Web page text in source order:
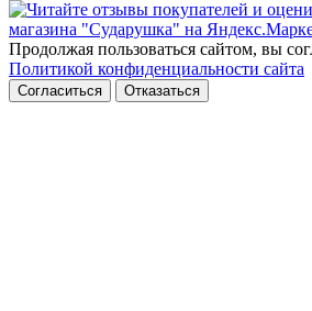
Продолжая пользоваться сайтом, вы
Политикой конфиденциальности сайта
Согласиться Отказаться